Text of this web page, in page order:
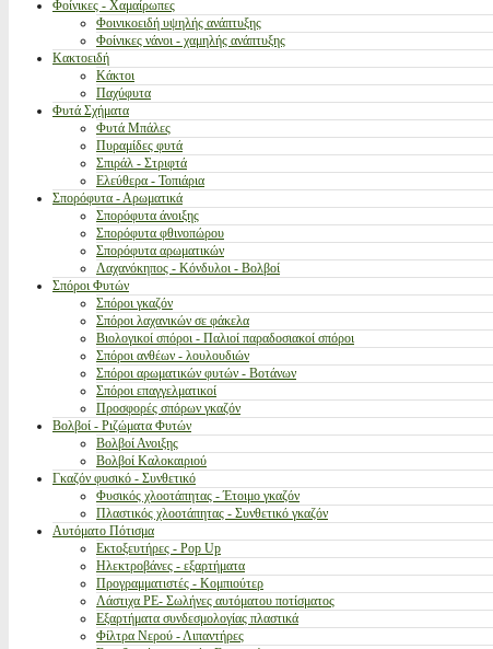
Φοίνικες - Χαμαίρωπες
Φοινικοειδή υψηλής ανάπτυξης
Φοίνικες νάνοι - χαμηλής ανάπτυξης
Κακτοειδή
Κάκτοι
Παχύφυτα
Φυτά Σχήματα
Φυτά Μπάλες
Πυραμίδες φυτά
Σπιράλ - Στριφτά
Ελεύθερα - Τοπιάρια
Σπορόφυτα - Αρωματικά
Σπορόφυτα άνοιξης
Σπορόφυτα φθινοπώρου
Σπορόφυτα αρωματικών
Λαχανόκηπος - Κόνδυλοι - Βολβοί
Σπόροι Φυτών
Σπόροι γκαζόν
Σπόροι λαχανικών σε φάκελα
Βιολογικοί σπόροι - Παλιοί παραδοσιακοί σπόροι
Σπόροι ανθέων - λουλουδιών
Σπόροι αρωματικών φυτών - Βοτάνων
Σπόροι επαγγελματικοί
Προσφορές σπόρων γκαζόν
Βολβοί - Ριζώματα Φυτών
Βολβοί Ανοιξης
Βολβοί Καλοκαιριού
Γκαζόν φυσικό - Συνθετικό
Φυσικός χλοοτάπητας - Έτοιμο γκαζόν
Πλαστικός χλοοτάπητας - Συνθετικό γκαζόν
Αυτόματο Πότισμα
Εκτοξευτήρες - Pop Up
Ηλεκτροβάνες - εξαρτήματα
Προγραμματιστές - Κομπιούτερ
Λάστιχα PE- Σωλήνες αυτόματου ποτίσματος
Εξαρτήματα συνδεσμολογίας πλαστικά
Φίλτρα Νερού - Λιπαντήρες